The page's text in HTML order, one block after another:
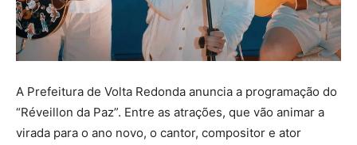
A Prefeitura de Volta Redonda anuncia a programação do
“Réveillon da Paz”. Entre as atrações, que vão animar a
virada para o ano novo, o cantor, compositor e ator